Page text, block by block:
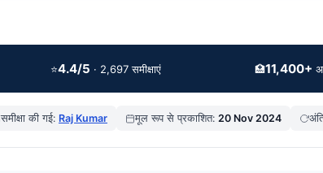
⭐4.4/5 · 2,697 समीक्षाएं 🏥11,400+
समीक्षा की गई: Raj Kumar मूल रूप से प्रकाशित: 20 Nov 2024